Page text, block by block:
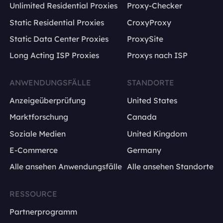
Unlimited Residential Proxies
Static Residential Proxies
Static Data Center Proxies
Long Acting ISP Proxies
Proxy-Checker
CroxyProxy
ProxySite
Proxys nach ISP
ANWENDUNGSFÄLLE
Anzeigeüberprüfung
Marktforschung
Soziale Medien
E-Commerce
Alle ansehen Anwendungsfälle
STANDORTE
United States
Canada
United Kingdom
Germany
Alle ansehen Standorte
RESSOURCE
Partnerprogramm